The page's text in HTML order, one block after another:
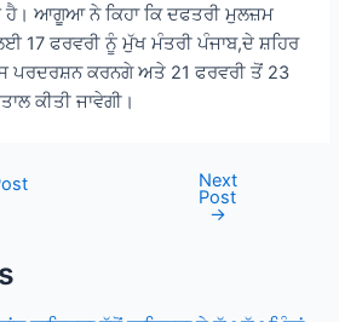
ਹੈ। ਆਗੂਆ ਨੇ ਕਿਹਾ ਕਿ ਦਫਤਰੀ ਮੁਲਜ਼ਮ
17 ਫਰਵਰੀ ਨੂੰ ਮੁੱਖ ਮੰਤਰੀ ਪੰਜਾਬ,ਦੇ ਸ਼ਹਿਰ
ਪਰਦਰਸ਼ਨ ਕਰਨਗੇ ਅਤੇ 21 ਫਰਵਰੀ ਤੋਂ 23
ਕੀਤੀ ਜਾਵੇਗੀ।
Next
Post
→